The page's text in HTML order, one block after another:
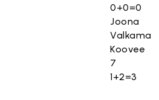
0+0=0
Joona
Valkama
Koovee
7
1+2=3